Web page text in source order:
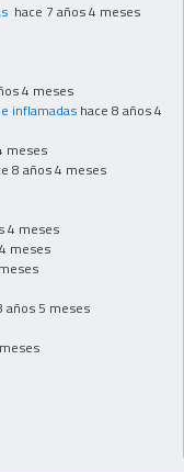
hace 7 años 4 meses
4 meses
inflamadas hace 8 años 4
meses
8 años 4 meses
4 meses
meses
años 5 meses